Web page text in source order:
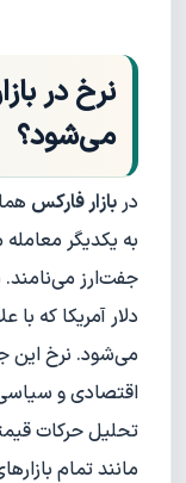
نرخ در
می‌شود؟
دربازار فارکس
به یکدیگر
جفت‌ارز می‌نامند.
می‌شود. نرخ این
اقتصادی و
تحلیل حرکات
مانند تمام